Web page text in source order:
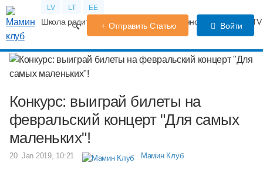
LV LT EE
Школа родителей Календарь беременности Форум
Отправить Статью Войти
Конкурс: выиграй билеты на
февральский концерт "Для самых
маленьких"!
20. Jan 2019, 10:21 Мамин Клуб